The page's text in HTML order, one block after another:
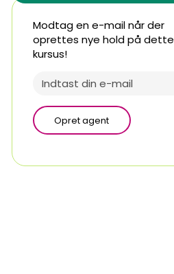
Modtag en e-mail når der
oprettes nye hold på dette
kursus!
Opret agent